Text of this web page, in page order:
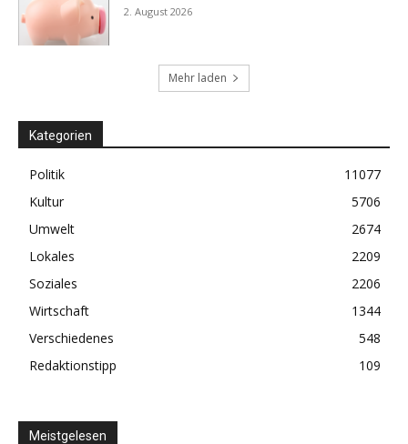
2. August 2026
Mehr laden
Kategorien
Politik
11077
Kultur
5706
Umwelt
2674
Lokales
2209
Soziales
2206
Wirtschaft
1344
Verschiedenes
548
Redaktionstipp
109
Meistgelesen